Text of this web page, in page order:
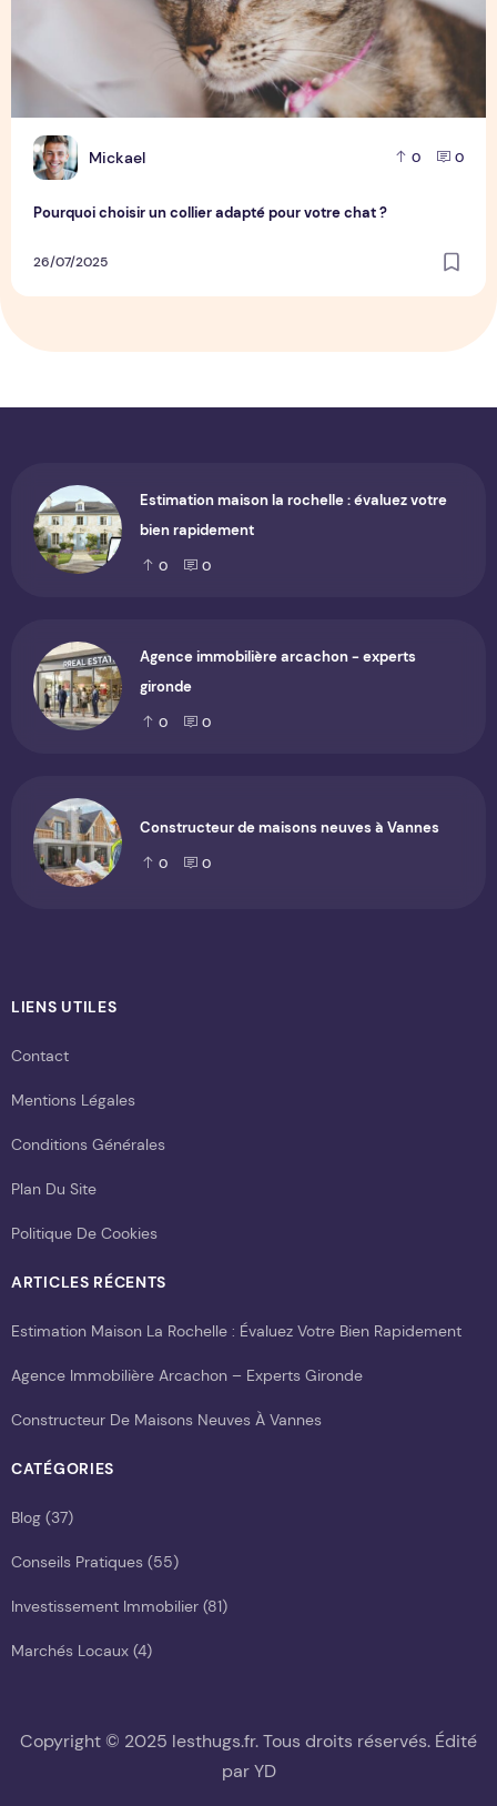
M Mickael 0 0
Pourquoi choisir un collier adapté pour votre chat ?
26/07/2025
Estimation maison la rochelle : évaluez votre
bien rapidement
0 0
Agence immobilière arcachon - experts
gironde
0 0
Constructeur de maisons neuves à Vannes
0 0
LIENS UTILES
Contact
Mentions Légales
Conditions Générales
Plan Du Site
Politique De Cookies
ARTICLES RÉCENTS
Estimation Maison La Rochelle : Évaluez Votre Bien Rapidement
Agence Immobilière Arcachon – Experts Gironde
Constructeur De Maisons Neuves À Vannes
CATÉGORIES
Blog (37)
Conseils Pratiques (55)
Investissement Immobilier (81)
Marchés Locaux (4)
Copyright © 2025 lesthugs.fr. Tous droits réservés. Édité
par YD